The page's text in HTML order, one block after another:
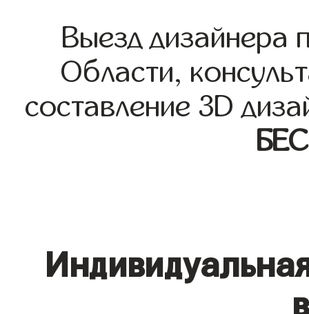
Выезд дизайнера
Области,
составление 3D